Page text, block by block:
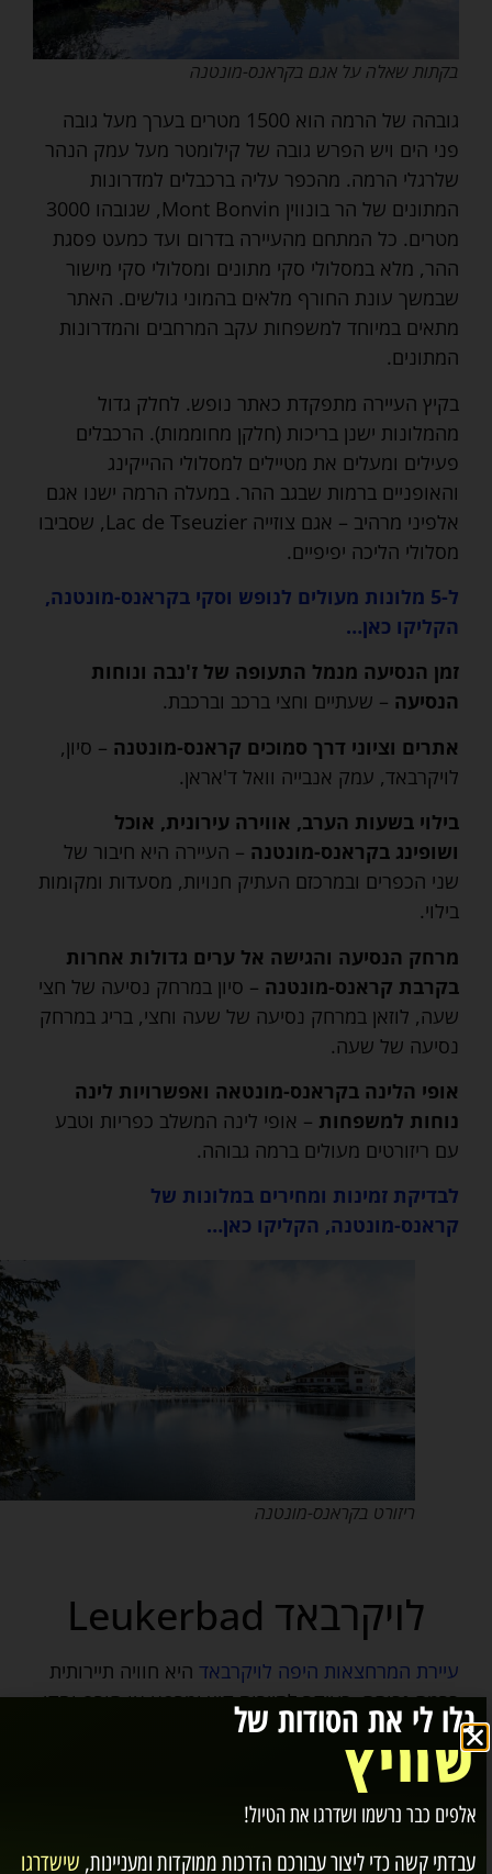
בקתות שאלה על אגם בקראנס-מונטנה
גובהה של הרמה הוא 1500 מטרים בערך מעל גובה
פני הים ויש הפרש גובה של קילומטר מעל עמק הנהר
שלרגלי הרמה. מהכפר עליה ברכבלים למדרונות
המתונים של הר בונווין Mont Bonvin, שגובהו 3000
מטרים. כל המתחם מהעיירה בדרום ועד כמעט פסגת
ההר, מלא במסלולי סקי מתונים ומסלולי סקי מישור
שבמשך עונת החורף מלאים בהמוני גולשים. האתר
מתאים במיוחד למשפחות עקב המרחבים והמדרונות
המתונים.
בקיץ העיירה מתפקדת כאתר נופש. לחלק גדול
מהמלונות ישנן בריכות (חלקן מחוממות). הרכבלים
פעילים ומעלים את מטיילים למסלולי ההייקינג
והאופניים ברמות שבגב ההר. במעלה הרמה ישנו אגם
אלפיני מרהיב – אגם צוזייה Lac de Tseuzier, שסביבו
מסלולי הליכה יפיפיים.
ל-5 מלונות מעולים לנופש וסקי בקראנס-מונטנה,
הקליקו כאן…
זמן הנסיעה מנמל התעופה של ז'נבה ונוחות
הנסיעה– שעתיים וחצי ברכב וברכבת.
אתרים וציוני דרך סמוכים קראנס-מונטנה– סיון,
לויקרבאד, עמק אנבייה וואל ד'אראן.
בילוי בשעות הערב, אווירה עירונית, אוכל
ושופינג בקראנס-מונטנה– העיירה היא חיבור של
שני הכפרים ובמרכזם העתיק חנויות, מסעדות ומקומות
בילוי.
מרחק הנסיעה והגישה אל ערים גדולות אחרות
בקרבת קראנס-מונטנה– סיון במרחק נסיעה של חצי
שעה, לוזאן במרחק נסיעה של שעה וחצי, בריג במרחק
נסיעה של שעה.
אופי הלינה בקראנס-מונטאה ואפשרויות לינה
נוחות למשפחות– אופי לינה המשלב כפריות וטבע
עם ריזורטים מעולים ברמה גבוהה.
לבדיקת זמינות ומחירים במלונות של
קראנס-מונטנה, הקליקו כאן…
ריזורט בקראנס-מונטנה
לויקרבאד Leukerbad
עיירת המרחצאות היפה לויקרבאדהיא חוויה תיירותית
ברמה גבוהה, בעיקר לתיירות קיץ ומרפא או חורף וסקי.
בעיר מרחצאות תרמיים ומלונות ספא מעולים שחלקם
מציעים טיפולים רפואיים. בחורף ניתן לעלות ברכבלים
למדרונות של הר הטורנטהורן האדיר, לרמה אלפינית
גבוהה המתאימה לסקי מישור וסקי מקצועני במדרונות
הגבוהים. הכפר פעיל מאוד גם בעונת השלגים
גלו לי את הסודות של
שוויץ
אלפים כבר נרשמו ושדרגו את הטיול!
עבדתי קשה כדי ליצור עבורכםהדרכות ממוקדות ומעניינות,שישדרגו